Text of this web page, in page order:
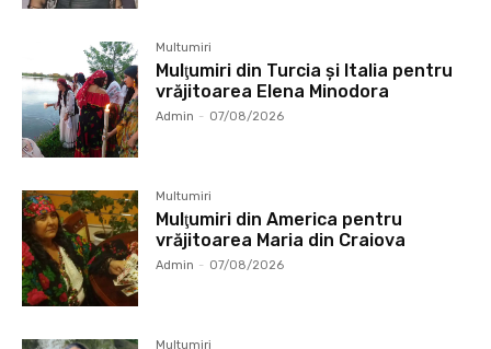
Multumiri
Mulţumiri din Turcia și Italia pentru
vrăjitoarea Elena Minodora
Admin - 07/08/2026
Multumiri
Mulţumiri din America pentru
vrăjitoarea Maria din Craiova
Admin - 07/08/2026
Multumiri